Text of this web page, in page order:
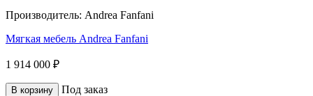
Производитель: Andrea Fanfani
Мягкая мебель Andrea Fanfani
1 914 000 ₽
В корзину Под заказ